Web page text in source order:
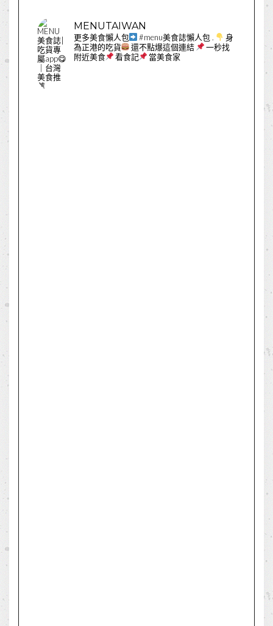
MENUTAIWAN
更多美食懶人包 #menu美食誌懶人包 .
身
為正港的吃貨
還不點爆這個連結
一秒找
附近美食
看食記 當美食家